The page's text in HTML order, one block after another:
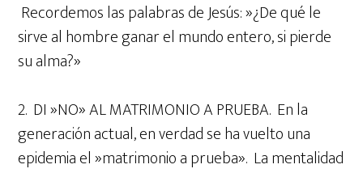
Recordemos las palabras de Jesús: »¿De qué le
sirve al hombre ganar el mundo entero, si pierde
su alma?»
2. DI »NO» AL MATRIMONIO A PRUEBA. En la
generación actual, en verdad se ha vuelto una
epidemia el »matrimonio a prueba». La mentalidad